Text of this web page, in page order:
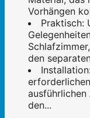
Vorhängen
Praktisch:
den
den...